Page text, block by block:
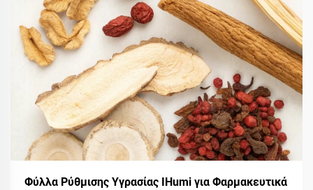
Φύλλα Ρύθμισης Υγρασίας IHumi για Φαρμακευτικά